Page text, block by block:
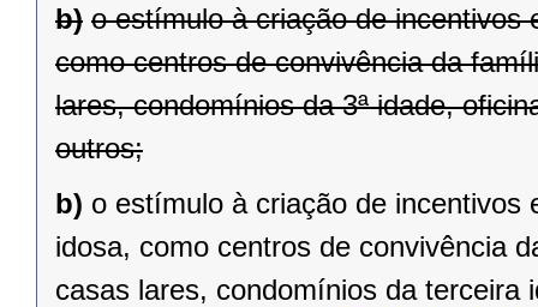
b) o estímulo à criação de incentivos
como centros de convivência da
lares, condomínios da 3ª idade,
outros;
b) o estímulo à criação de incentivos
idosa, como centros de convivência
casas lares, condomínios da terceira